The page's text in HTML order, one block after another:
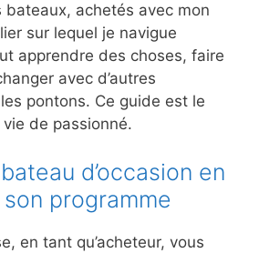
bateaux, achetés avec mon
sur lequel je navigue
apprendre des choses, faire
avec d’autres
pontons. Ce guide est le
de passionné.
d’occasion en
programme
en tant qu’acheteur, vous